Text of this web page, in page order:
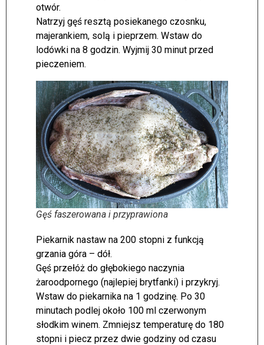
otwór.
Natrzyj gęś resztą posiekanego czosnku,
majerankiem, solą i pieprzem. Wstaw do
lodówki na 8 godzin. Wyjmij 30 minut przed
pieczeniem.
Gęś faszerowana i przyprawiona
Piekarnik nastaw na 200 stopni z funkcją
grzania góra – dół.
Gęś przełóż do głębokiego naczynia
żaroodpornego (najlepiej brytfanki) i przykryj.
Wstaw do piekarnika na 1 godzinę. Po 30
minutach podlej około 100 ml czerwonym
słodkim winem. Zmniejsz temperaturę do 180
stopni i piecz przez dwie godziny od czasu